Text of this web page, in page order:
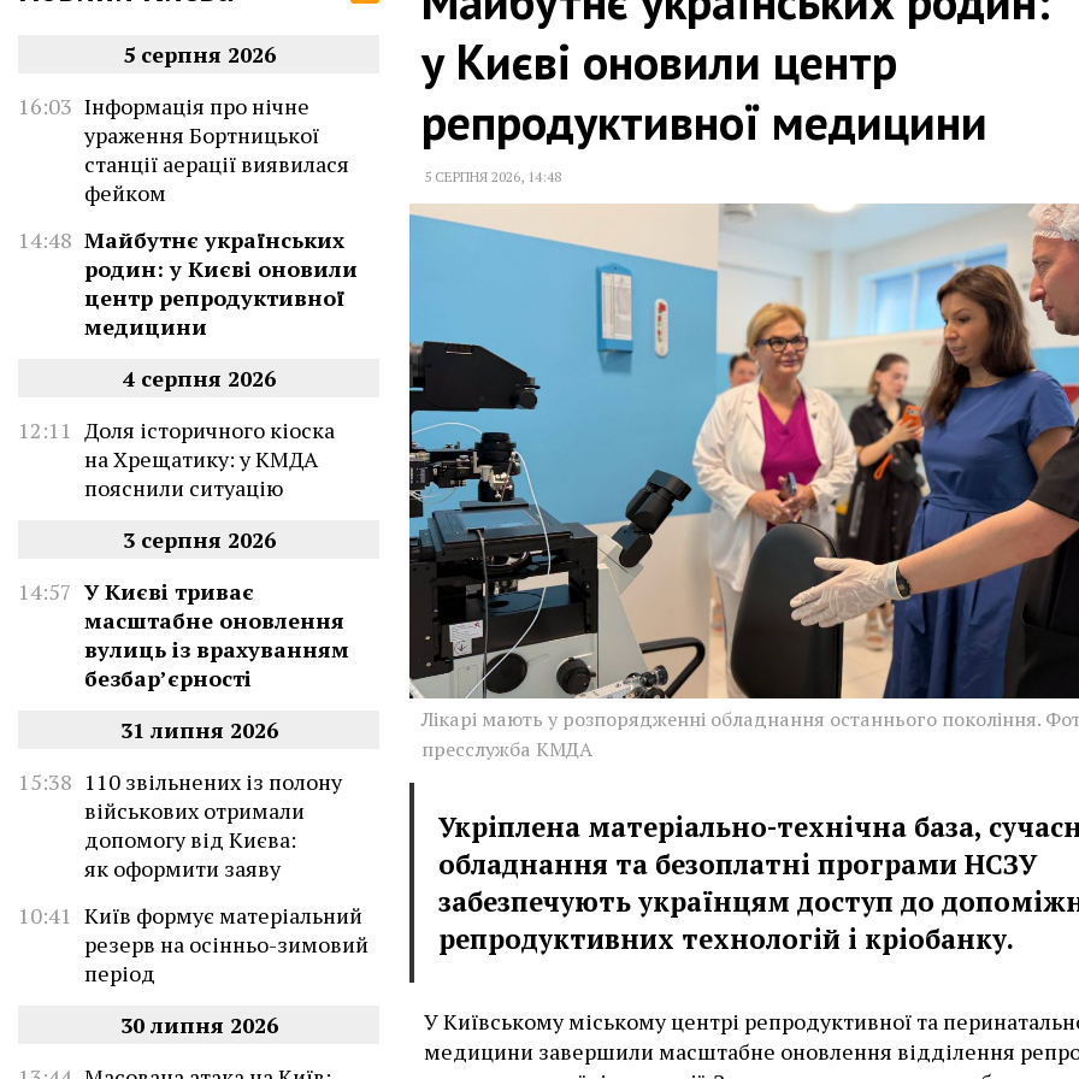
5 серпня 2026
16:03 Інформація про нічне
ураження Бортницької
станції аерації виявилася
фейком
14:48 Майбутнє українських
родин: у Києві оновили
центр репродуктивної
медицини
4 серпня 2026
12:11 Доля історичного кіоска
на Хрещатику: у КМДА
пояснили ситуацію
3 серпня 2026
14:57 У Києві триває
масштабне оновлення
вулиць із врахуванням
безбар’єрності
31 липня 2026
15:38 110 звільнених із полону
військових отримали
допомогу від Києва:
як оформити заяву
10:41 Київ формує матеріальний
резерв на осінньо-зимовий
період
30 липня 2026
у Києві оновили центр
репродуктивної медицини
5 СЕРПНЯ 2026, 14:48
Лікарі мають у розпорядженні обладнання останнього покоління.
пресслужба КМДА
Укріплена матеріально-технічна база,
обладнання та безоплатні програми НСЗУ
забезпечують українцям доступ до
репродуктивних технологій і кріобанку.
У Київському міському центрі репродуктивної та
медицини завершили масштабне оновлення відділення